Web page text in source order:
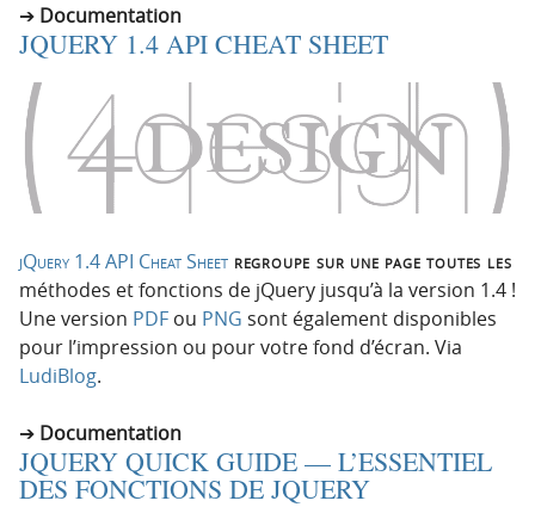
Documentation
JQUERY 1.4 API CHEAT SHEET
jQuery 1.4 API Cheat Sheet regroupe sur une page toutes les
méthodes et fonctions de jQuery jusqu’à la version 1.4 !
Une version PDF ou PNG sont également disponibles
pour l’impression ou pour votre fond d’écran. Via
LudiBlog.
Documentation
JQUERY QUICK GUIDE — L’ESSENTIEL
DES FONCTIONS DE JQUERY